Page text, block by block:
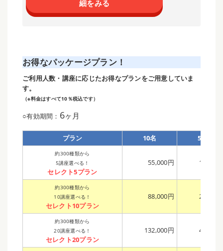
細をみる
お得なパッケージプラン！
ご利用人数・講座に応じたお得なプランをご用意していま
す。
（※料金はすべて10％税込です）
○有効期間： 6ヶ月
プラン 10名 50名
約300種類から
5講座選べる！
セレクト5プラン
55,000円
約300種類から
10講座選べる！
セレクト10プラン
88,000円
約300種類から
20講座選べる！
セレクト20プラン
132,000円